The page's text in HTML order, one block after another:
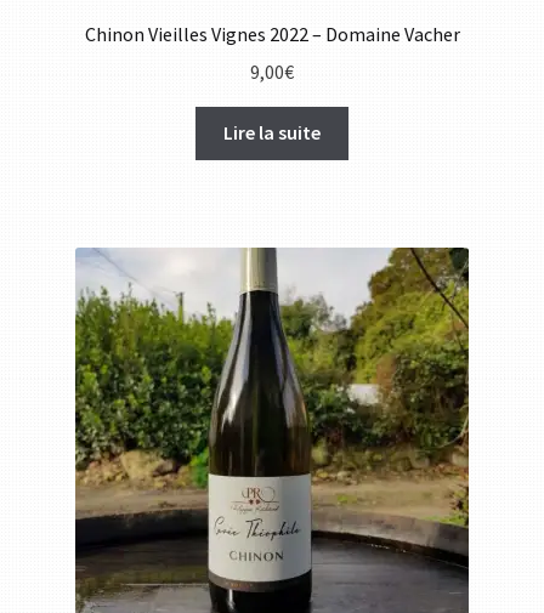
Chinon Vieilles Vignes 2022 – Domaine Vacher
9,00€
Lire la suite